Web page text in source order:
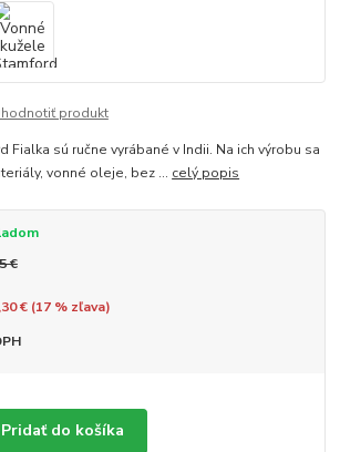
produkt
Fialka sú ručne vyrábané v Indii. Na ich výrobu sa
vonné oleje, bez ... celý popis
€
€ (17% zľava)
Pridať do košíka